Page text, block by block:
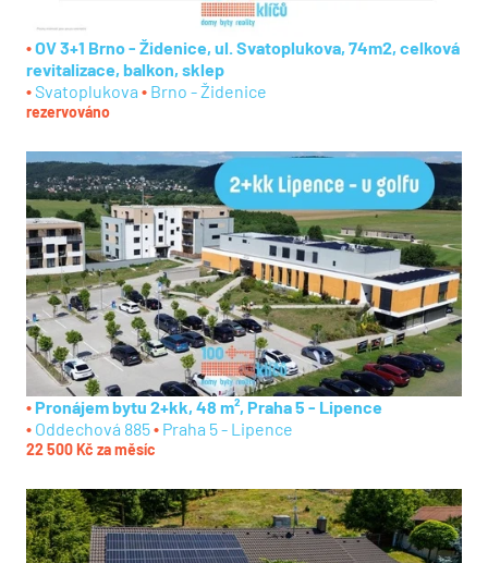
OV 3+1 Brno - Židenice, ul. Svatoplukova, 74m2, celková
revitalizace, balkon, sklep
Svatoplukova
Brno - Židenice
rezervováno
Pronájem bytu 2+kk, 48 m², Praha 5 - Lipence
Oddechová 885
Praha 5 - Lipence
22 500 Kč za měsíc